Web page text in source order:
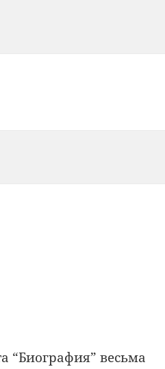
“Биография” весьма